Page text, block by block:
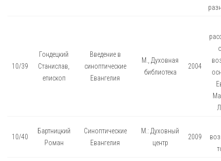
10/39
Гондецкий
Станислав,
епископ
Введение в
синоптические
Евангелия
М., Духовная
библиотека
2004
10/40
Бартницкий
Роман
Синоптические
Евангелия
М.: Духовный
центр
2009